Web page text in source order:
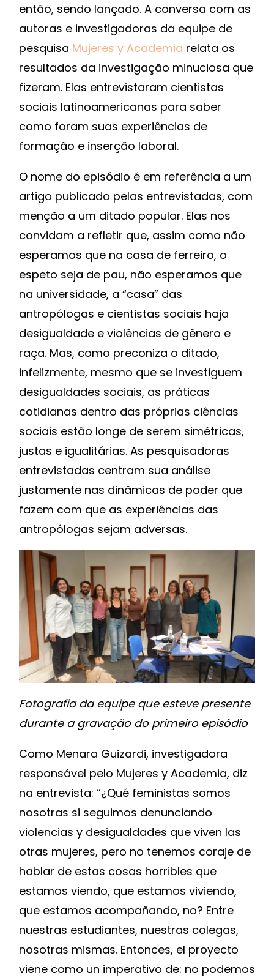
então, sendo lançado. A conversa com as
autoras e investigadoras da equipe de
pesquisa Mujeres y Academia relata os
resultados da investigação minuciosa que
fizeram. Elas entrevistaram cientistas
sociais latinoamericanas para saber
como foram suas experiências de
formação e inserção laboral.
O nome do episódio é em referência a um
artigo publicado pelas entrevistadas, com
menção a um ditado popular. Elas nos
convidam a refletir que, assim como não
esperamos que na casa de ferreiro, o
espeto seja de pau, não esperamos que
na universidade, a “casa” das
antropólogas e cientistas sociais haja
desigualdade e violências de gênero e
raça. Mas, como preconiza o ditado,
infelizmente, mesmo que se investiguem
desigualdades sociais, as práticas
cotidianas dentro das próprias ciências
sociais estão longe de serem simétricas,
justas e igualitárias. As pesquisadoras
entrevistadas centram sua análise
justamente nas dinâmicas de poder que
fazem com que as experiências das
antropólogas sejam adversas.
Fotografia da equipe que esteve presente
durante a gravação do primeiro episódio
Como Menara Guizardi, investigadora
responsável pelo Mujeres y Academia, diz
na entrevista: “¿Qué feministas somos
nosotras si seguimos denunciando
violencias y desigualdades que viven las
otras mujeres, pero no tenemos coraje de
hablar de estas cosas horribles que
estamos viendo, que estamos viviendo,
que estamos acompañando, no? Entre
nuestras estudiantes, nuestras colegas,
nosotras mismas. Entonces, el proyecto
viene como un imperativo de: no podemos